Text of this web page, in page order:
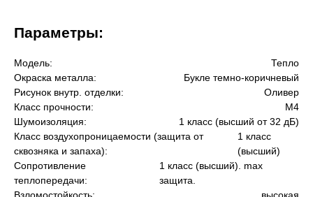
Параметры:
Модель:
Тепло
Окраска металла:
Букле темно-коричневый
Рисунок внутр. отделки:
Оливер
Класс прочности:
М4
Шумоизоляция:
1 класс (высший от 32 дБ)
Класс воздухопроницаемости (защита от
сквозняка и запаха):
1 класс
(высший)
Сопротивление
теплопередачи:
1 класс (высший). max
защита.